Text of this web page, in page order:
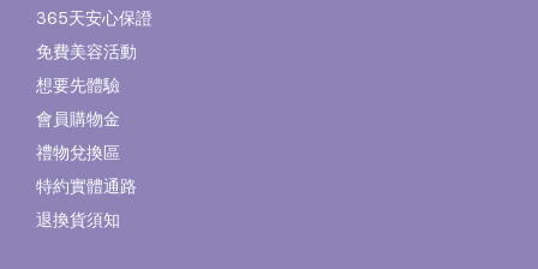
365天安心保證
免費美容活動
想要先體驗
會員購物金
禮物兌換區
特約實體通路
退換貨須知